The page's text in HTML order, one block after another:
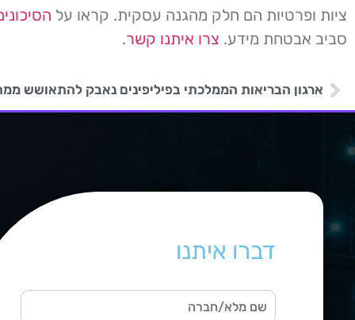
ציות ופרטיות הם חלק מהגנה עסקית. קראו על
סביב אבטחת מידע. צרו איתנו קשר.
ארגון הבריאות הממלכתי בפיליפינים נאבק להתאושש
דברו איתנו
ש